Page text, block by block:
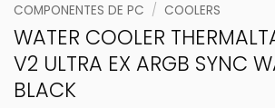
COMPONENTES DE PC / COOLERS
WATER COOLER
V2 ULTRA EX ARGB SYNC
BLACK